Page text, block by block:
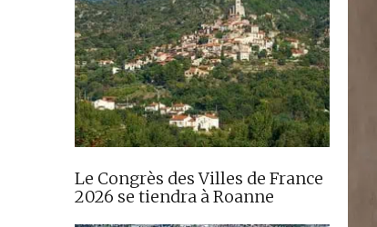
Le Congrès des Villes de France
2026 se tiendra à Roanne